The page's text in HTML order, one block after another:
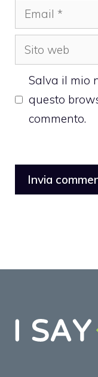
Email
Sito
web
Salva il mio
questo
commento.